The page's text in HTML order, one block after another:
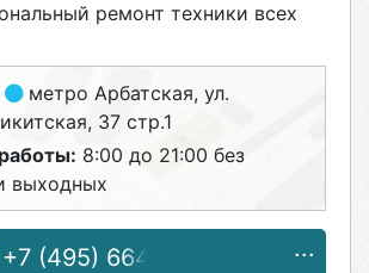
ремонт техники всех
метро Арбатская, ул.
37 стр.1
8:00 до 21:00 без
выходных
+7 (495) 664-32-48